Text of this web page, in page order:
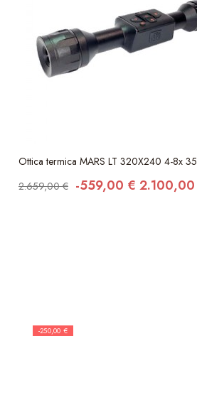
Ottica termica MARS LT 320X240 4-8x
2.659,00 € -559,00 €
-250,00 €